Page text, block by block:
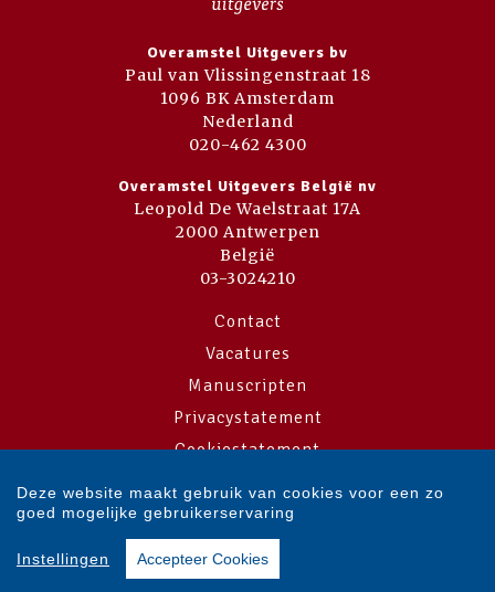
Overamstel Uitgevers bv
Paul van Vlissingenstraat 18
1096 BK Amsterdam
Nederland
020-462 4300
Overamstel Uitgevers België nv
Leopold De Waelstraat 17A
2000 Antwerpen
België
03-3024210
Contact
Vacatures
Manuscripten
Privacystatement
Cookiestatement
Cookie-instellingen
Copyright © 2007-2026 Overamstel Uitgevers - Alle rechten voorbehouden
- Ontwerp door
Deze website maakt gebruik van cookies voor een zo
goed mogelijke gebruikerservaring
Instellingen Accepteer Cookies